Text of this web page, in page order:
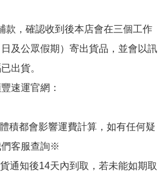
款，確認收到後本店會在三個工作
及公眾假期）寄出貨品，並會以訊
出貨。
速運官網：
積都會影響運費計算，如有任何疑
們客服查詢※
通知後14天內到取，若未能如期取